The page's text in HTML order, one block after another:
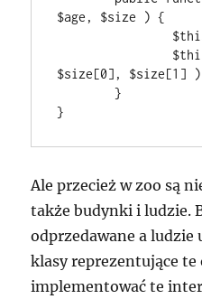
$age, $size ) {
$size[0], $size[1]
	}
Ale przecież w zoo są
także budynki i ludzie.
odprzedawane a ludzie
klasy reprezentujące
implementować te